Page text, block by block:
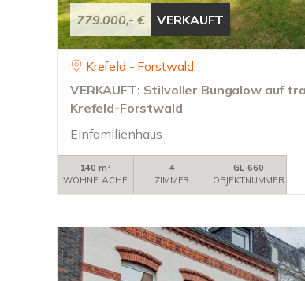
779.000,- € VERKAUFT
Krefeld - Forstwald
VERKAUFT: Stilvoller Bungalow auf
Krefeld-Forstwald
Einfamilienhaus
140 m²
WOHNFLÄCHE
4
ZIMMER
GL-660
OBJEKTNUMMER